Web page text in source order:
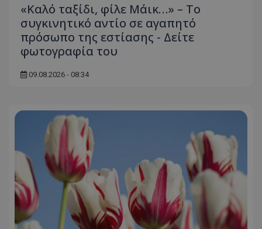
«Καλό ταξίδι, φίλε Μάικ…» – Το
συγκινητικό αντίο σε αγαπητό
πρόσωπο της εστίασης - Δείτε
φωτογραφία του
09.08.2026 - 08:34